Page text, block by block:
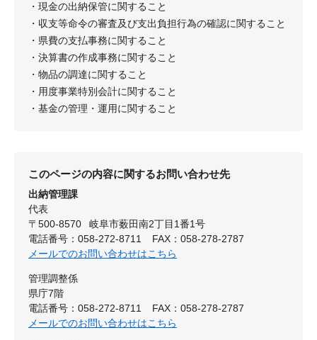
・現金の出納保管に関すること
・収支等命令の審査及び支出負担行為の確認に関すること
・県費の支払事務に関すること
・決算書の作成事務に関すること
・物品の調達に関すること
・用度事業特別会計に関すること
・基金の管理・運用に関すること
このページの内容に関するお問い合わせ先
出納管理課
代表
〒500-8570
岐阜市薮田南2丁目1番1号
電話番号：058-272-8711
FAX：058-278-2787
メールでのお問い合わせはこちら
管理調整係
県庁7階
電話番号：058-272-8711
FAX：058-278-2787
メールでのお問い合わせはこちら